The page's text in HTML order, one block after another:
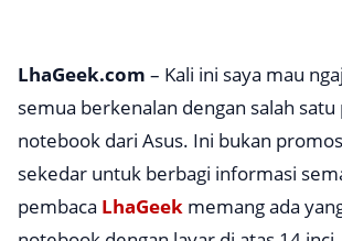
LhaGeek.com – Kali ini saya mau
semua berkenalan dengan salah
notebook dari Asus. Ini bukan
sekedar untuk berbagi informasi
pembaca LhaGeek memang ada